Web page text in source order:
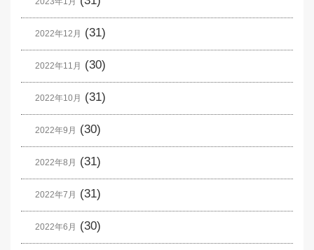
2022年12月 (31)
2022年11月 (30)
2022年10月 (31)
2022年9月 (30)
2022年8月 (31)
2022年7月 (31)
2022年6月 (30)